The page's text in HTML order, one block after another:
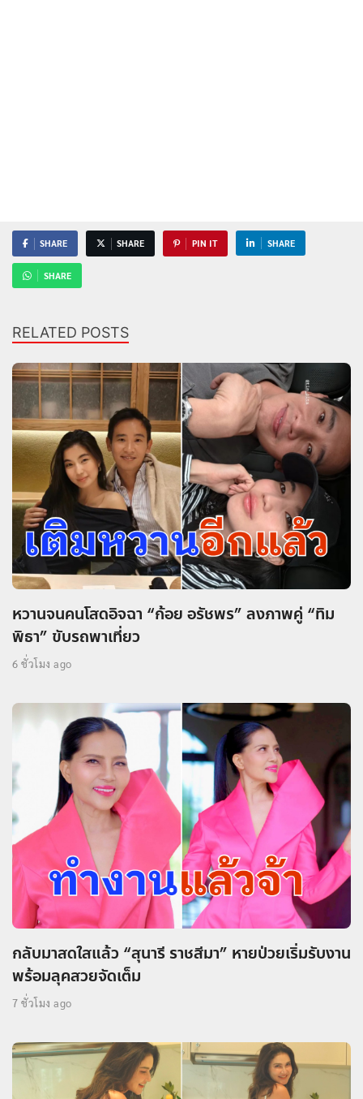
SHARE SHARE PIN IT SHARE
SHARE
RELATED POSTS
หวานจนคนโสดอิจฉา “ก้อย อรัชพร” ลงภาพคู่ “ทิม
พิธา” ขับรถพาเที่ยว
6 ชั่วโมง ago
กลับมาสดใสแล้ว “สุนารี ราชสีมา” หายป่วยเริ่มรับงาน
พร้อมลุคสวยจัดเต็ม
7 ชั่วโมง ago